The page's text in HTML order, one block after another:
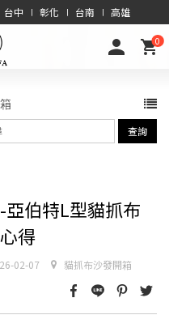
台中 ∣ 彰化 ∣ 台南 ∣ 高雄
0
查詢
伯特L型貓抓布
得
02-07 貓抓布沙發開箱